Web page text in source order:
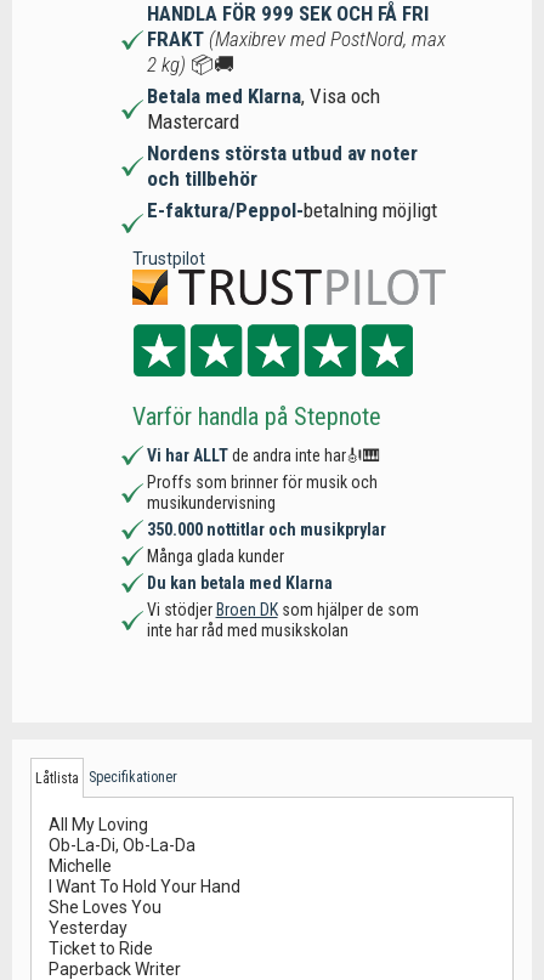
HANDLA FÖR 999 SEK OCH FÅ FRI
FRAKT (Maxibrev med PostNord, max
2 kg) 📦🚚
Betala med Klarna, Visa och
Mastercard
Nordens största utbud av noter
och tillbehör
E-faktura/Peppol-betalning möjligt
Trustpilot
Varför handla på Stepnote
Vi har ALLTde andra inte har🎻🎹
Proffs som brinner för musik och
musikundervisning
350.000 nottitlar och musikprylar
Många glada kunder
Du kan betala med Klarna
Vi stödjerBroen DKsom hjälper de som
inte har råd med musikskolan
Låtlista Specifikationer
All My Loving
Ob-La-Di, Ob-La-Da
Michelle
I Want To Hold Your Hand
She Loves You
Yesterday
Ticket to Ride
Paperback Writer